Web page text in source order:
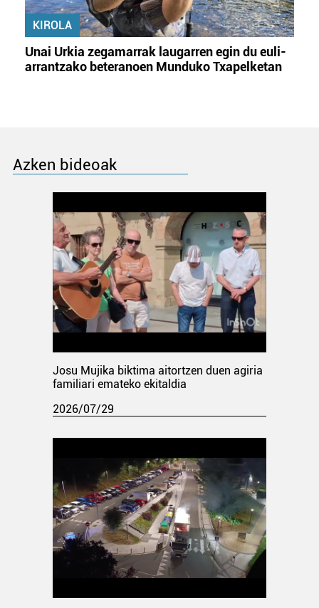
KIROLA
Unai Urkia zegamarrak laugarren egin du euli-
arrantzako beteranoen Munduko Txapelketan
Azken bideoak
Josu Mujika biktima aitortzen duen agiria
familiari emateko ekitaldia
2026/07/29